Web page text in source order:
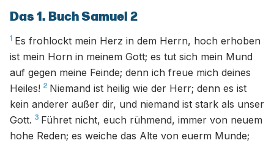
Das 1. Buch Samuel 2
1 Es frohlockt mein Herz in dem Herrn, hoch erhoben
ist mein Horn in meinem Gott; es tut sich mein Mund
auf gegen meine Feinde; denn ich freue mich deines
Heiles! 2 Niemand ist heilig wie der Herr; denn es ist
kein anderer außer dir, und niemand ist stark als unser
Gott. 3 Führet nicht, euch rühmend, immer von neuem
hohe Reden; es weiche das Alte von euerm Munde;